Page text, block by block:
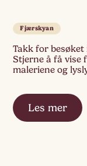
Fjærskyan
Takk for
Stjerne å få vise
maleriene og
Les mer